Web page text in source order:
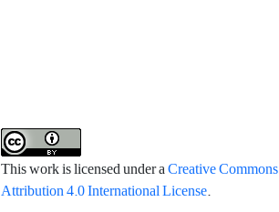
This work is licensed under aCreative Commons
Attribution 4.0 International License.